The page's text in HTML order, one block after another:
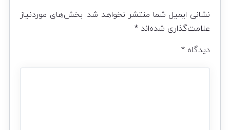
نشانی ایمیل شما منتشر نخواهد شد. بخش‌های موردنیاز
علامت‌گذاری شده‌اند *
دیدگاه *